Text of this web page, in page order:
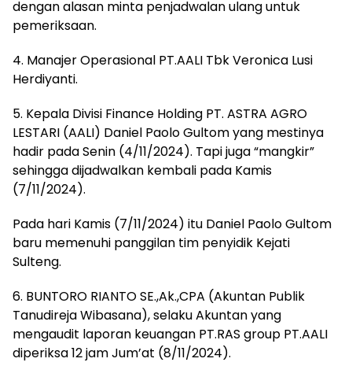
dengan alasan minta penjadwalan ulang untuk
pemeriksaan.
4. Manajer Operasional PT.AALI Tbk Veronica Lusi
Herdiyanti.
5. Kepala Divisi Finance Holding PT. ASTRA AGRO
LESTARI (AALI) Daniel Paolo Gultom yang mestinya
hadir pada Senin (4/11/2024). Tapi juga “mangkir”
sehingga dijadwalkan kembali pada Kamis
(7/11/2024).
Pada hari Kamis (7/11/2024) itu Daniel Paolo Gultom
baru memenuhi panggilan tim penyidik Kejati
Sulteng.
6. BUNTORO RIANTO SE.,Ak.,CPA (Akuntan Publik
Tanudireja Wibasana), selaku Akuntan yang
mengaudit laporan keuangan PT.RAS group PT.AALI
diperiksa 12 jam Jum’at (8/11/2024).